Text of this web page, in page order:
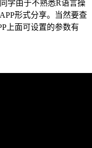
学由于不熟悉R语言操
形式分享。当然要查
上面可设置的参数有